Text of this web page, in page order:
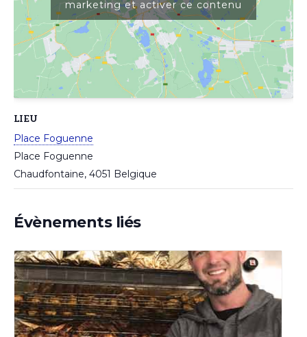
LIEU
Place Foguenne
Place Foguenne
Chaudfontaine, 4051 Belgique
marketing et activer ce contenu
Évènements liés